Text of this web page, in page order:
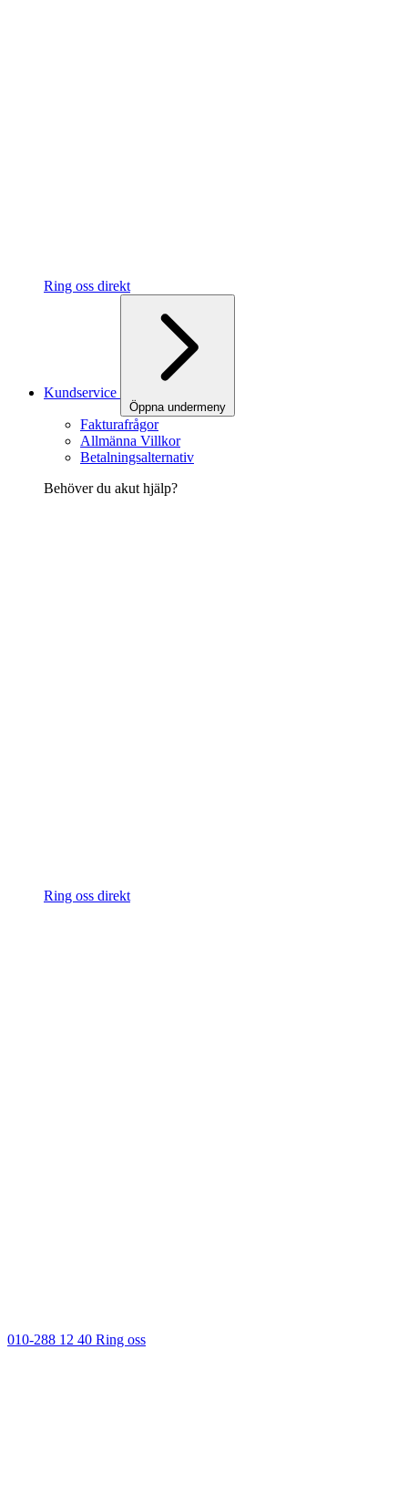
Ring oss direkt
Kundservice
Öppna undermeny
Fakturafrågor
Allmänna Villkor
Betalningsalternativ
Behöver du akut hjälp?
Ring oss direkt
010-288 12 40 Ring oss